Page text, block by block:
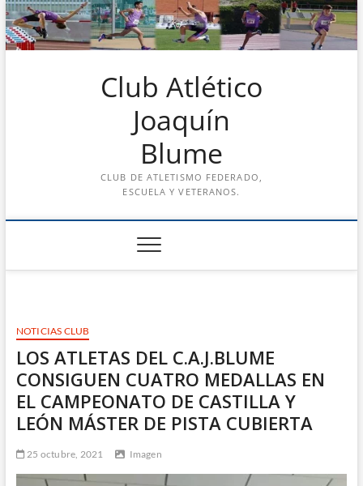
Saltar
al
contenido
Club Atlético
Joaquín
Blume
CLUB DE ATLETISMO FEDERADO,
ESCUELA Y VETERANOS.
NOTICIAS CLUB
LOS ATLETAS DEL C.A.J.BLUME
CONSIGUEN CUATRO MEDALLAS EN
EL CAMPEONATO DE CASTILLA Y
LEÓN MÁSTER DE PISTA CUBIERTA
25 octubre, 2021 Imagen